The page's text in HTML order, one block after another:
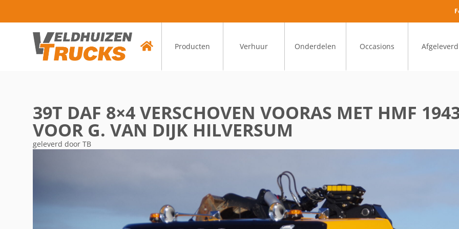
Producten Verhuur Onderdelen Occasions Afgeleverd
39T DAF 8×4 VERSCHOVEN VOORAS MET HMF
VOOR G. VAN DIJK HILVERSUM
geleverd door TB